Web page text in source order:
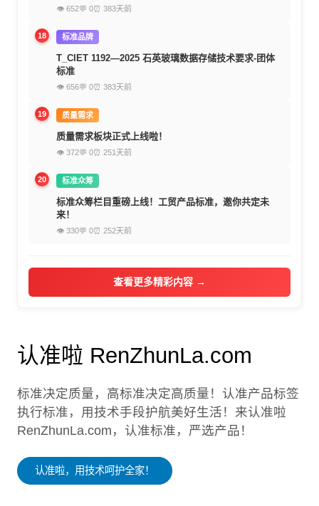
👁 652💬 0⏰ 383天前
18 标准品牌
T_CIET 1192—2025 石英玻璃数据存储技术要求-团体
标准
👁 656💬 0⏰ 383天前
19 质量需求
质量需求板块正式上线啦！
👁 372💬 0⏰ 251天前
20 标准众筹
标准众筹栏目重磅上线！工贸产品标准，邀你共定未
来！
👁 330💬 0⏰ 252天前
查看更多精彩内容 →
认准啦 RenZhunLa.com
标准决定质量，高标准决定高质量！认准产品标签
执行标准，用技术手段护航美好生活！来认准啦
RenZhunLa.com，认准标准，严选产品！
认准啦，用技术呵护全家！